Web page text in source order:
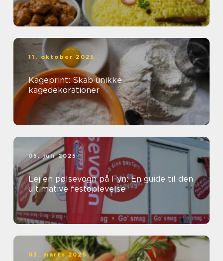
11. oktober 2025
Kageprint: Skab unikke
kagedekorationer
05. juli 2025
Lej en pølsevogn på Fyn: En guide til den
ultimative festoplevelse
03. marts 2025